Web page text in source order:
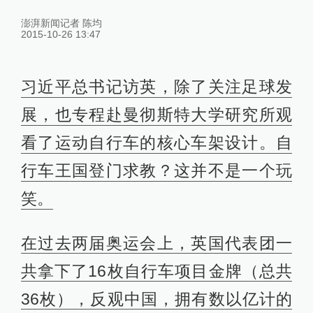
澎湃新闻记者 陈均
2015-10-26 13:47
习近平总书记访英，除了关注足球发
展，也专程赴曼彻斯特大学研究所观
看了运动自行车的核心车架设计。自
行车王国登门求教？这并不是一个玩
笑。
在过去两届奥运会上，英国代表团一
共拿下了16枚自行车项目金牌（总共
36枚），反观中国，拥有数以亿计的